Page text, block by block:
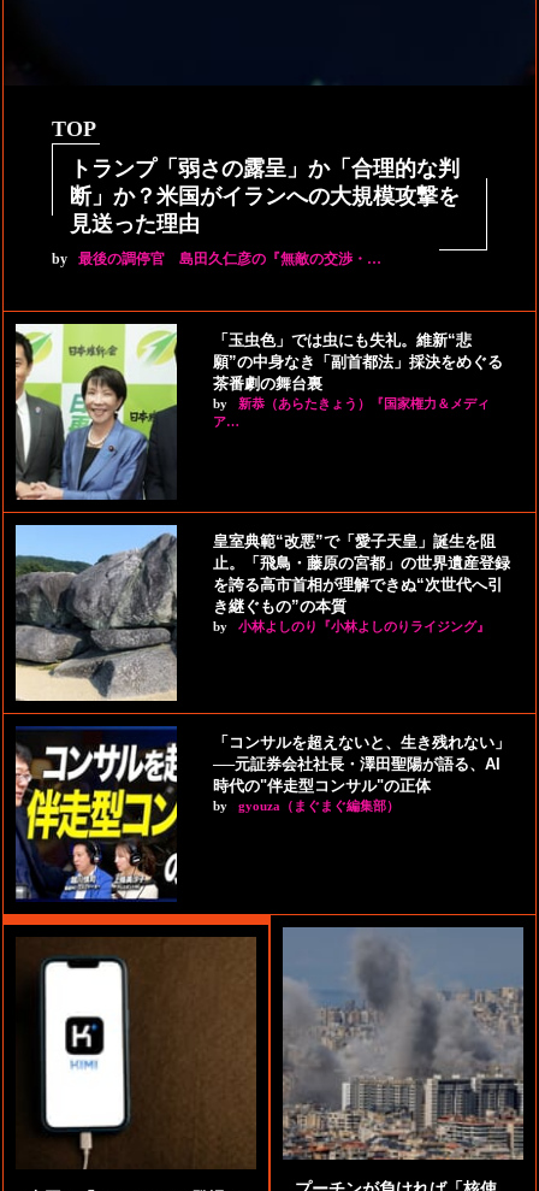
TOP
トランプ「弱さの露呈」か「合理的な判
断」か？米国がイランへの大規模攻撃を
見送った理由
by 最後の調停官 島田久仁彦の『無敵の交渉・…
「玉虫色」では虫にも失礼。維新“悲
願”の中身なき「副首都法」採決をめぐる
茶番劇の舞台裏
by
新恭（あらたきょう）『国家権力＆メディ
ア…
皇室典範“改悪”で「愛子天皇」誕生を阻
止。「飛鳥・藤原の宮都」の世界遺産登録
を誇る高市首相が理解できぬ“次世代へ引
き継ぐもの”の本質
by 小林よしのり『小林よしのりライジング』
「コンサルを超えないと、生き残れない」
──元証券会社社長・澤田聖陽が語る、AI
時代の"伴走型コンサル"の正体
by gyouza（まぐまぐ編集部）